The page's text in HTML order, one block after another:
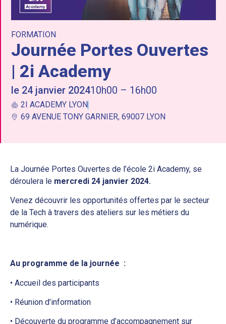
FORMATION
Journée Portes Ouvertes
| 2i Academy
le 24 janvier 202410h00 – 16h00
2I ACADEMY LYON
69 AVENUE TONY GARNIER, 69007 LYON
La Journée Portes Ouvertes de l’école 2i Academy, se
déroulera le mercredi 24 janvier 2024.
Venez découvrir les opportunités offertes par le secteur
de la Tech à travers des ateliers sur les métiers du
numérique.
Au programme de la journée :
• Accueil des participants
• Réunion d’information
• Découverte du programme d’accompagnement sur